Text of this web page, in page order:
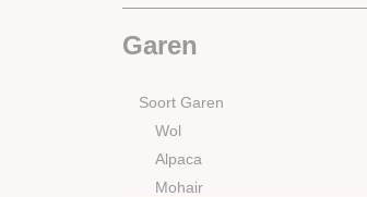
Garen
Soort Garen
Wol
Alpaca
Mohair